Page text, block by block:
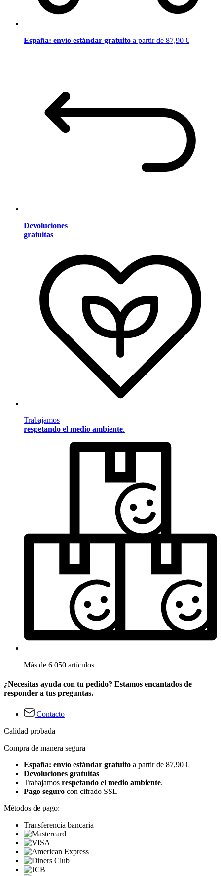
España: envío estándar gratuito a partir de 87,90 €
Devoluciones
gratuitas
Trabajamos
respetando el medio ambiente.
Más de 6.050 artículos
¿Necesitas ayuda con tu pedido? Estamos encantados de
responder a tus preguntas.
Contacto
Calidad probada
Compra de manera segura
España: envío estándar gratuito a partir de 87,90 €
Devoluciones gratuitas
Trabajamos respetando el medio ambiente.
Pago seguro con cifrado SSL
Métodos de pago:
Transferencia bancaria